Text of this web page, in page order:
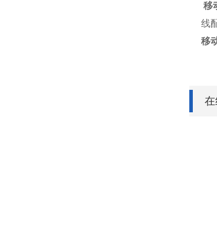
移
线
移